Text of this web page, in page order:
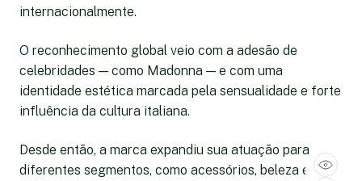
internacionalmente.
O reconhecimento global veio com a adesão de
celebridades — como Madonna — e com uma
identidade estética marcada pela sensualidade e forte
influência da cultura italiana.
Desde então, a marca expandiu sua atuação para
diferentes segmentos, como acessórios, beleza e